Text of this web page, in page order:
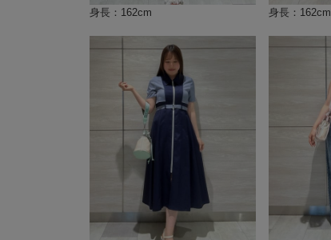
身長：162cm 身長：162cm